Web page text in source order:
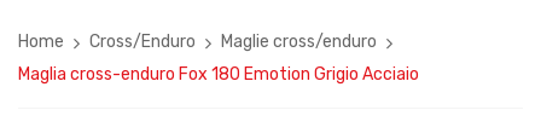
Home Cross/Enduro
Maglie cross/enduro
Maglia cross-enduro Fox 180 Emotion Grigio Acciaio